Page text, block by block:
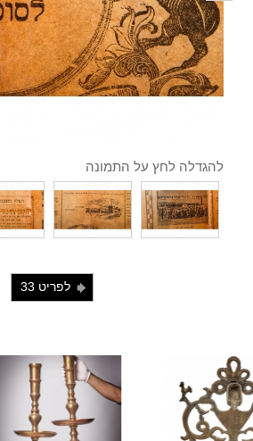
להגדלה לחץ על התמונה
j לפריט 33